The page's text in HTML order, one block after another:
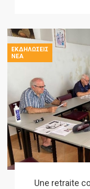
ΕΚΔΗΛΏΣΕΙΣ
ΝΈΑ
Une retraite